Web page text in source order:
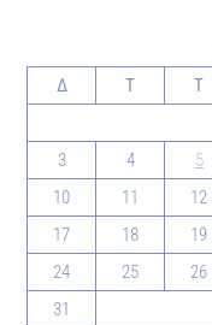
Δ
Τ Τ
3
4 5
10
11 12
17
18 19
24
25 26
31